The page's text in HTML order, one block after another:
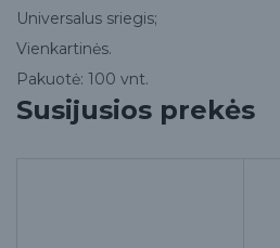
Universalus sriegis;
Vienkartinės.
Pakuotė: 100 vnt.
Susijusios prekės